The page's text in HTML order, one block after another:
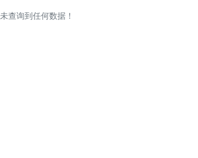
未查询到任何数据！